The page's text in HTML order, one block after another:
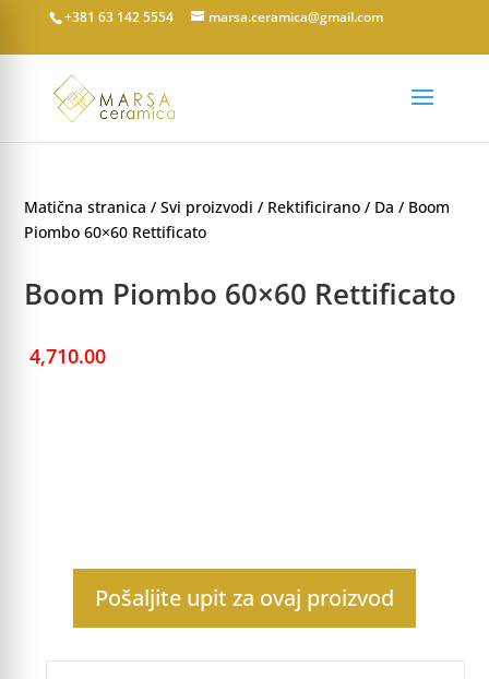
+381 63 142 5554 marsa.ceramica@gmail.com
Matična stranica /Svi proizvodi / Rektificirano / Da / Boom
Piombo 60×60 Rettificato
Boom Piombo 60×60 Rettificato
4,710.00
Pošaljite upit za ovaj proizvod